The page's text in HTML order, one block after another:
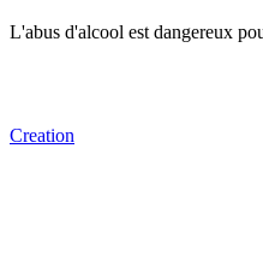
L'abus d'alcool est dangereux
Creation